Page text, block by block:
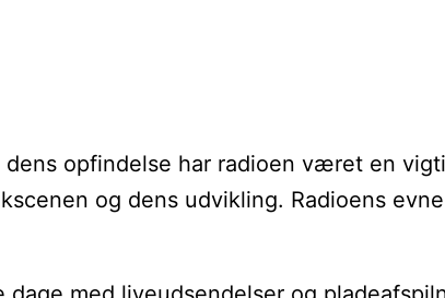
opfindelse har radioen været en
og dens udvikling. Radioens